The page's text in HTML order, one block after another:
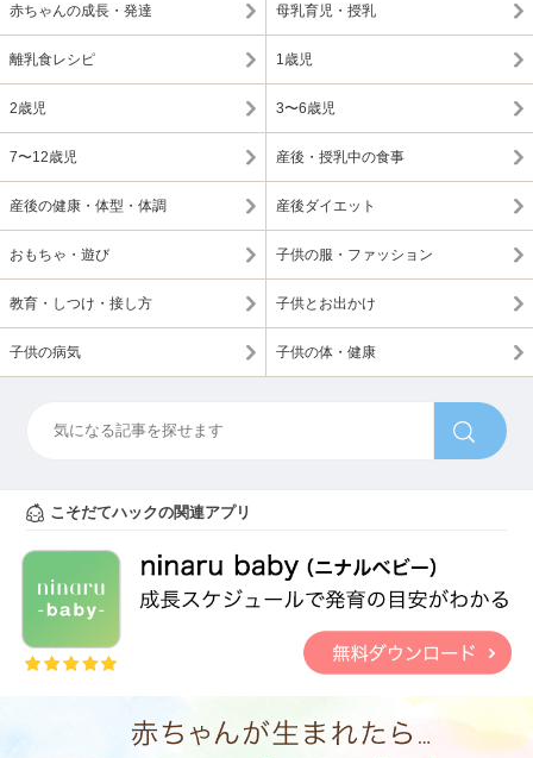
赤ちゃんの成長・発達 母乳育児・授乳
離乳食レシピ 1歳児
2歳児 3〜6歳児
7〜12歳児 産後・授乳中の食事
産後の健康・体型・体調 産後ダイエット
おもちゃ・遊び 子供の服・ファッション
教育・しつけ・接し方 子供とお出かけ
子供の病気 子供の体・健康
こそだてハックの関連アプリ